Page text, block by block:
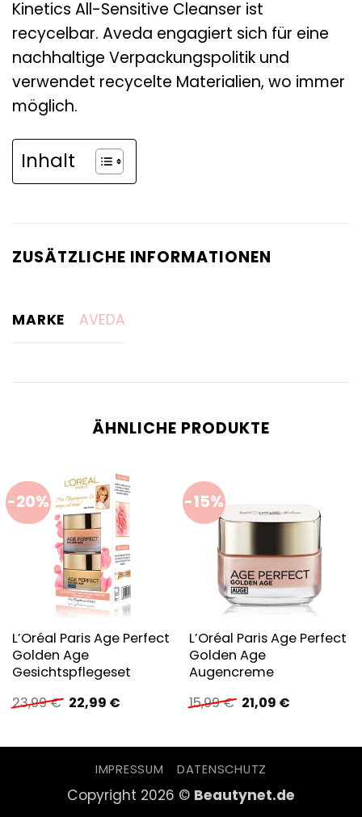
Kinetics All-Sensitive Cleanser ist
recycelbar. Aveda engagiert sich für eine
nachhaltige Verpackungspolitik und
verwendet recycelte Materialien, wo immer
möglich.
Inhalt
ZUSÄTZLICHE INFORMATIONEN
MARKE AVEDA
ÄHNLICHE PRODUKTE
-20%
L’Oréal Paris Age Perfect
Golden Age
Gesichtspflegeset
23,99€ Ursprünglicher
Preis
22,99 €Aktueller
-15%
L’Oréal Paris Age Perfect
Golden Age
Augencreme
15,99€ Ursprünglicher
Preis
21,09 €Aktueller
IMPRESSUM DATENSCHUTZ
Copyright 2026 © Beautynet.de